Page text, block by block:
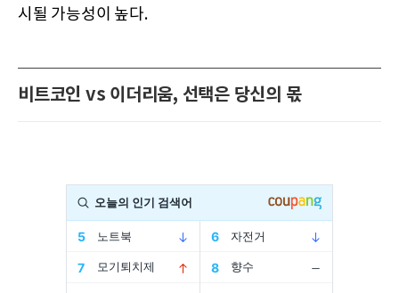
시될 가능성이 높다.
비트코인 vs 이더리움, 선택은 당신의 몫